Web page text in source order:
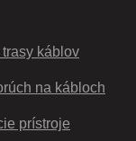
káblov
na kábloch
prístroje